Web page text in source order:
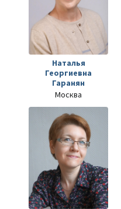
Наталья
Георгиевна
Гаранян
Москва